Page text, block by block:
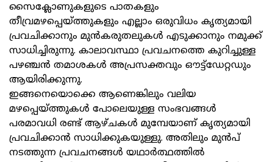
സൈക്ലോണുകളുടെ പാതകളും
തീവ്രമഴപ്പെയ്ത്തുകളും എല്ലാം ഒരുവിധം കൃത്യമായി
പ്രവചിക്കാനും മുൻകരുതലുകൾ എടുക്കാനും നമുക്ക്
സാധിച്ചിരുന്നു. കാലാവസ്ഥാ പ്രവചനത്തെ കുറിച്ചുള്ള
പഴഞ്ചൻ തമാശകൾ അപ്രസക്തവും ഔട്ട്ഡേറ്റഡും
ആയിരിക്കുന്നു.
ഇങ്ങനെയൊക്കെ ആണെങ്കിലും വലിയ
മഴപ്പെയ്ത്തുകൾ പോലെയുള്ള സംഭവങ്ങൾ
പരമാവധി രണ്ട് ആഴ്ചകൾ മുമ്പേയാണ് കൃത്യമായി
പ്രവചിക്കാൻ സാധിക്കുകയുള്ളു. അതിലും മുൻപ്
നടത്തുന്ന പ്രവചനങ്ങൾ യഥാർത്ഥത്തിൽ